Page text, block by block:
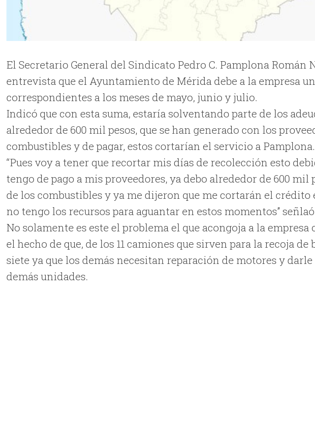
El Secretario General del Sindicato Pedro C. Pamplona Román
entrevista que el Ayuntamiento de Mérida debe a la empresa
correspondientes a los meses de mayo, junio y julio.
Indicó que con esta suma, estaría solventando parte de los
alrededor de 600 mil pesos, que se han generado con los
combustibles y de pagar, estos cortarían el servicio a Pamplona.
“Pues voy a tener que recortar mis días de recolección esto
tengo de pago a mis proveedores, ya debo alrededor de 600
de los combustibles y ya me dijeron que me cortarán el crédito
no tengo los recursos para aguantar en estos momentos”
No solamente es este el problema el que acongoja a la
el hecho de que, de los 11 camiones que sirven para la recoja
siete ya que los demás necesitan reparación de motores y
demás unidades.